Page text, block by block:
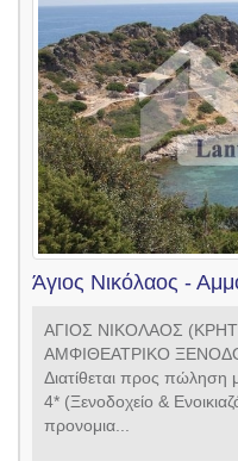
Άγιος Νικόλαος -
ΑΓΙΟΣ ΝΙΚΟΛΑΟΣ
ΑΜΦΙΘΕΑΤΡΙΚΟ
Διατίθεται προς πώληση
4* (Ξενοδοχείο &
προνομια...